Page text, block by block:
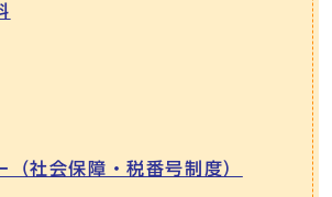
（社会保障・税番号制度）